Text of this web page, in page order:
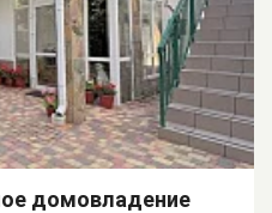
домовладение